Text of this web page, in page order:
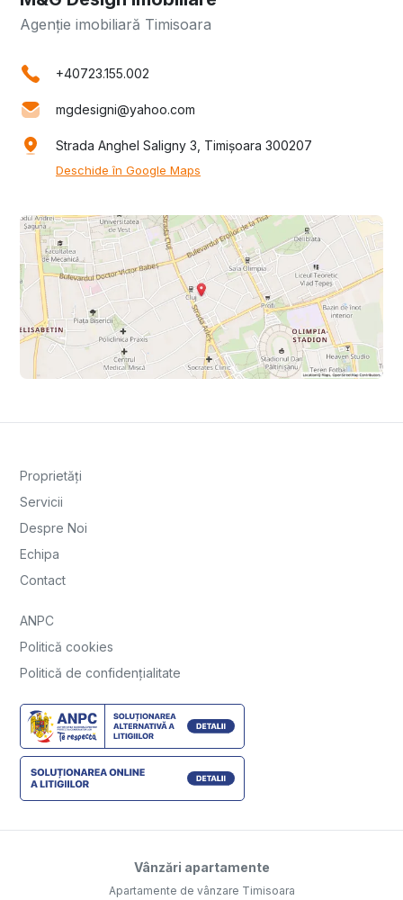
Agenție imobiliară Timisoara
+40723.155.002
mgdesigni@yahoo.com
Strada Anghel Saligny 3, Timișoara 300207
Deschide în Google Maps
Proprietăți
Servicii
Despre Noi
Echipa
Contact
ANPC
Politică cookies
Politică de confidențialitate
Vânzări apartamente
Apartamente de vânzare Timisoara